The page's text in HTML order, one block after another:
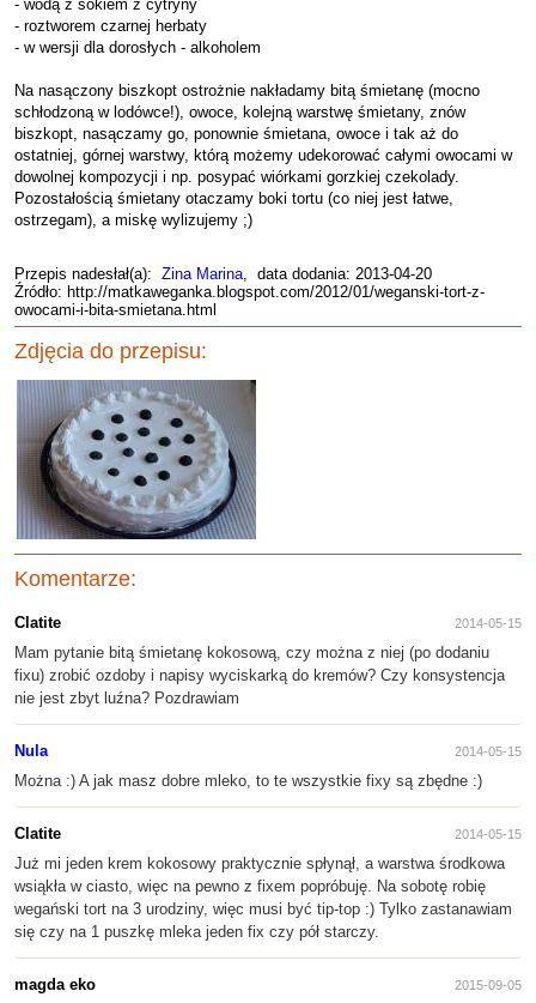
- wodą z sokiem z cytryny
- roztworem czarnej herbaty
- w wersji dla dorosłych - alkoholem
Na nasączony biszkopt ostrożnie nakładamy bitą śmietanę (mocno
schłodzoną w lodówce!), owoce, kolejną warstwę śmietany, znów
biszkopt, nasączamy go, ponownie śmietana, owoce i tak aż do
ostatniej, górnej warstwy, którą możemy udekorować całymi owocami w
dowolnej kompozycji i np. posypać wiórkami gorzkiej czekolady.
Pozostałością śmietany otaczamy boki tortu (co niej jest łatwe,
ostrzegam), a miskę wylizujemy ;)
Przepis nadesłał(a): Zina Marina, data dodania: 2013-04-20
Źródło: http://matkaweganka.blogspot.com/2012/01/weganski-tort-z-
owocami-i-bita-smietana.html
Zdjęcia do przepisu:
Komentarze:
Clatite 2014-05-15
Mam pytanie bitą śmietanę kokosową, czy można z niej (po dodaniu
fixu) zrobić ozdoby i napisy wyciskarką do kremów? Czy konsystencja
nie jest zbyt luźna? Pozdrawiam
Nula 2014-05-15
Można :) A jak masz dobre mleko, to te wszystkie fixy są zbędne :)
Clatite 2014-05-15
Już mi jeden krem kokosowy praktycznie spłynął, a warstwa środkowa
wsiąkła w ciasto, więc na pewno z fixem popróbuję. Na sobotę robię
wegański tort na 3 urodziny, więc musi być tip-top :) Tylko zastanawiam
się czy na 1 puszkę mleka jeden fix czy pół starczy.
magda eko 2015-09-05